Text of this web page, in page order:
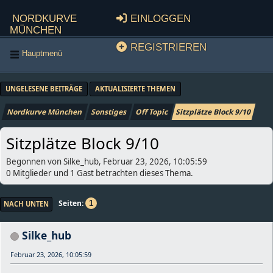
Nordkurve
München
Einloggen
Registrieren
Hauptmenü
UNGELESENE BEITRÄGE AKTUALISIERTE THEMEN
Nordkurve München Sonstiges Off Topic Sitzplätze Block 9/10
Sitzplätze Block 9/10
Begonnen von Silke_hub, Februar 23, 2026, 10:05:59
0 Mitglieder und 1 Gast betrachten dieses Thema.
NACH UNTEN Seiten 1
Silke_hub
Februar 23, 2026, 10:05:59